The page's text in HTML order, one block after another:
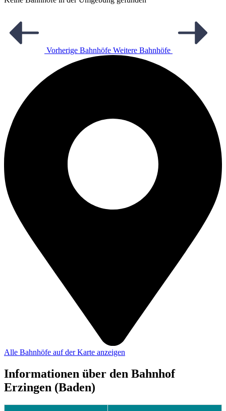
Vorherige Bahnhöfe Weitere Bahnhöfe
Alle Bahnhöfe auf der Karte anzeigen
Informationen über den Bahnhof
Erzingen (Baden)